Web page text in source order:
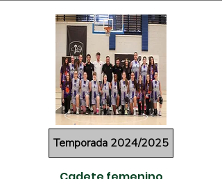
Temporada 2024/2025